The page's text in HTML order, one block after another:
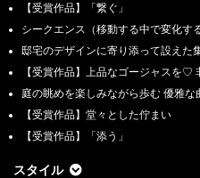
【受賞作品】「繋ぐ」
シークエンス（移動する中で変化す
邸宅のデザインに寄り添って設えた
【受賞作品】上品なゴージャスを♡
庭の眺めを楽しみながら歩む 優雅な
【受賞作品】堂々とした佇まい
【受賞作品】「添う」
スタイル